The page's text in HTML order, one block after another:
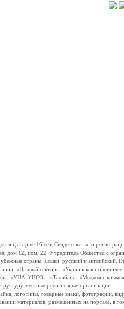
старше 16 лет. Свидетельство о
дом 12, пом. 22. Учредитель Общество с
страны. Языки: русский и
«Правый сектор», «Украинская
«УНА-УНСО», «Талибан», «Меджлис
местные религиозные организации.
логотипы, товарные знаки, фотографии,
материалов, размещенных на портале, в